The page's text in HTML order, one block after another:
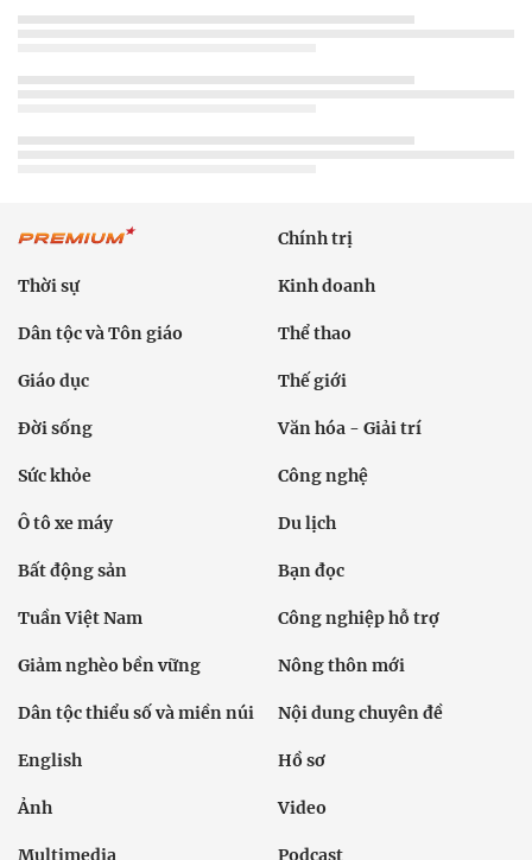
Chính trị
Thời sự Kinh doanh
Dân tộc và Tôn giáo Thể thao
Giáo dục Thế giới
Đời sống Văn hóa - Giải trí
Sức khỏe Công nghệ
Ô tô xe máy Du lịch
Bất động sản Bạn đọc
Tuần Việt Nam Công nghiệp hỗ trợ
Giảm nghèo bền vững Nông thôn mới
Dân tộc thiểu số và miền núi Nội dung chuyên đề
English Hồ sơ
Ảnh Video
Multimedia Podcast